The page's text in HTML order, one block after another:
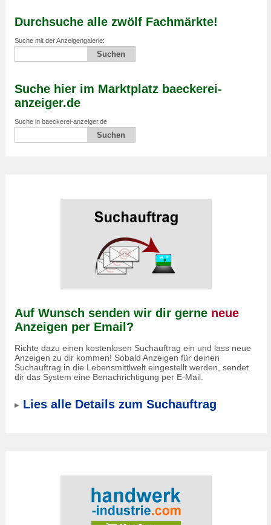
Durchsuche alle zwölf Fachmärkte!
Suche mit der Anzeigengalerie:
Suche hier im Marktplatz baeckerei-
anzeiger.de
Suche in baeckerei-anzeiger.de
Auf Wunsch senden wir dir gerne neue
Anzeigen per Email?
Richte dazu einen kostenlosen Suchauftrag ein und lass neue
Anzeigen zu dir kommen! Sobald Anzeigen für deinen
Suchauftrag in die Lebensmittlwelt eingestellt werden, sendet
dir das System eine Benachrichtigung per E-Mail.
Lies alle Details zum Suchauftrag